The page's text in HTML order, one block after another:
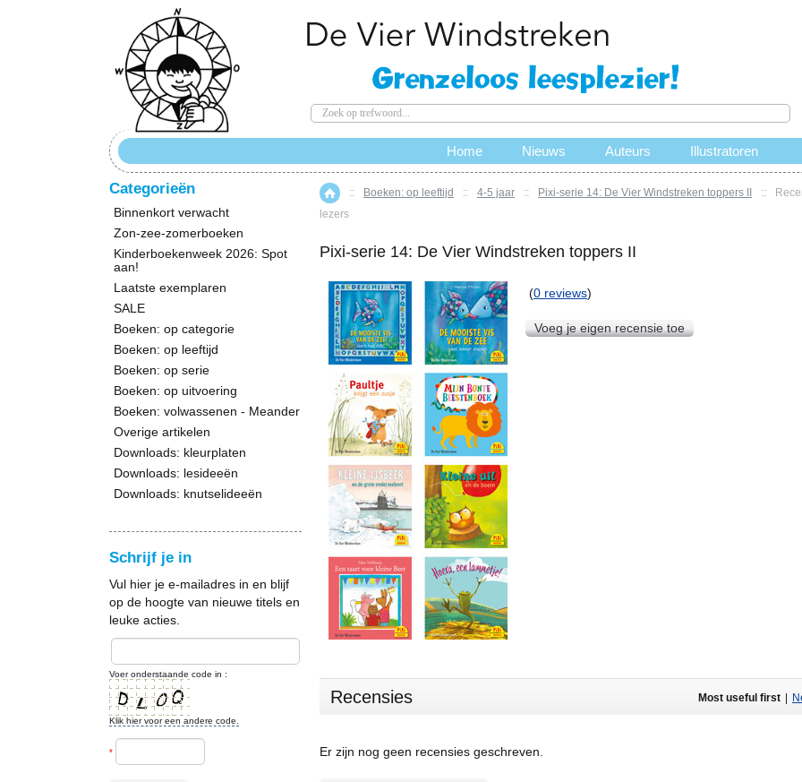
Home
:: Boeken: op leeftijd :: 4-5 jaar :: Pixi-serie 14: De Vier Windstreken toppers II ::
lezers
Pixi-serie 14: De Vier Windstreken toppers II
(0 reviews)
Voeg je eigen recensie toe
Recensies Most useful first
Er zijn nog geen recensies geschreven.
Categorieën
Binnenkort verwacht
Zon-zee-zomerboeken
Kinderboekenweek 2026: Spot
aan!
Laatste exemplaren
SALE
Boeken: op categorie
Boeken: op leeftijd
Boeken: op serie
Boeken: op uitvoering
Boeken: volwassenen - Meander
Overige artikelen
Downloads: kleurplaten
Downloads: lesideeën
Downloads: knutselideeën
Schrijf je in
Vul hier je e-mailadres in en blijf
op de hoogte van nieuwe titels en
leuke acties.
Voer onderstaande code in :
Klik hier voor een andere code.
*
Home Nieuws Auteurs Illustratoren